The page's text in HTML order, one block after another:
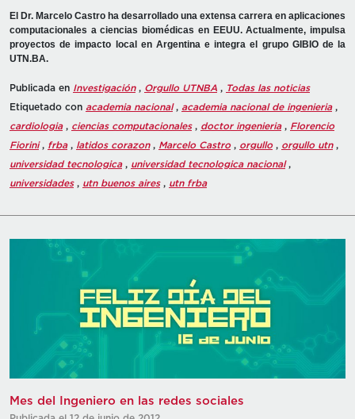
El Dr. Marcelo Castro ha desarrollado una extensa carrera en aplicaciones
computacionales a ciencias biomédicas en EEUU. Actualmente, impulsa
proyectos de impacto local en Argentina e integra el grupo GIBIO de la
UTN.BA.
Publicada en Investigación, Orgullo UTNBA , Todas las noticias
Etiquetado con academia nacional, academia nacional de ingenieria,
cardiologia, ciencias computacionales, doctor ingenieria, Florencio
Fiorini, frba, latidos corazon, Marcelo Castro, orgullo, orgullo utn,
universidad tecnologica, universidad tecnologica nacional,
universidades, utn buenos aires, utn frba
Mes del Ingeniero en las redes sociales